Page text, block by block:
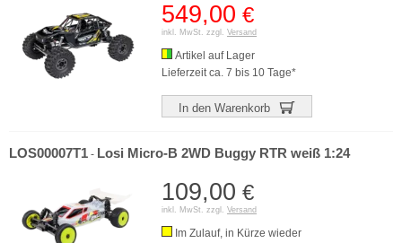
549,00 €
inkl. MwSt. zzgl. Versand
Artikel auf Lager
Lieferzeit ca. 7 bis 10 Tage*
In den Warenkorb
LOS00007T1 - Losi Micro-B 2WD Buggy RTR weiß 1:24
109,00 €
inkl. MwSt. zzgl. Versand
Im Zulauf, in Kürze wieder